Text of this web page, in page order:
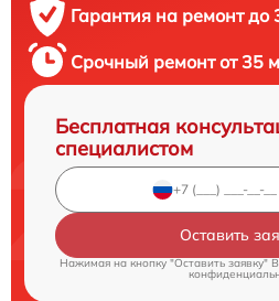
Гарантия на ремонт до
Срочный ремонт от 35
Бесплатная
специалистом
Оставить
Нажимая на кнопку "Оставить заявку"